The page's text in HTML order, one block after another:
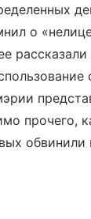
о
прочего,
обвинили